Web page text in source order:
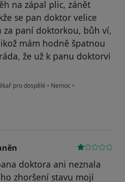
na zápal plic, zánět
se pan doktor velice
za paní doktorkou, bůh ví,
mám hodně špatnou
že už k panu doktorvi
pro dospělé • Nemoc •
doktora ani neznala
zhoršení stavu mojí